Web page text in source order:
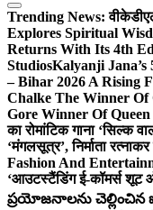
Trending News:
Explores Spiritual
Returns With Its 4th
StudiosKalyanji
– Bihar 2026 A Rising
Chalke The Winner Of
Gore Winner Of
का रोमांटिक गाना ‘सिल्क
‘मंगलसूत्र’, निर्माता
Fashion And
‘आउटस्टैंडिंग ई-कॉमर्स शूट
ప్రయోజనాలను చెల్లించిన